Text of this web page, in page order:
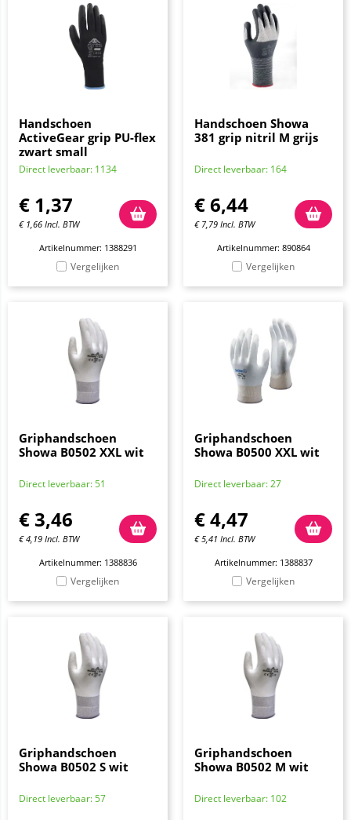
Handschoen
ActiveGear grip PU-flex
zwart small
Direct leverbaar: 1134
€ 1,37
€ 1,66 Incl. BTW
Artikelnummer: 1388291
Vergelijken
Handschoen Showa
381 grip nitril M grijs
Direct leverbaar: 164
€6,44
€ 7,79 Incl. BTW
Artikelnummer: 890864
Vergelijken
Griphandschoen
Showa B0502 XXL wit
Direct leverbaar: 51
€ 3,46
€4,19 Incl. BTW
Artikelnummer: 1388836
Vergelijken
Griphandschoen
Showa B0500 XXL wit
Direct leverbaar: 27
€4,47
€5,41 Incl. BTW
Artikelnummer: 1388837
Vergelijken
Griphandschoen
Showa B0502 S wit
Direct leverbaar: 57
Griphandschoen
Showa B0502 M wit
Direct leverbaar: 102